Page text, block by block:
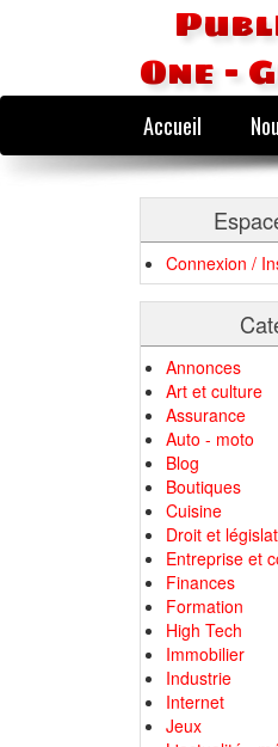
One -
Accueil
Connexion /
Annonces
Art et culture
Assurance
Auto - moto
Blog
Boutiques
Cuisine
Droit et
Entreprise et
Finances
Formation
High Tech
Immobilier
Industrie
Internet
Jeux